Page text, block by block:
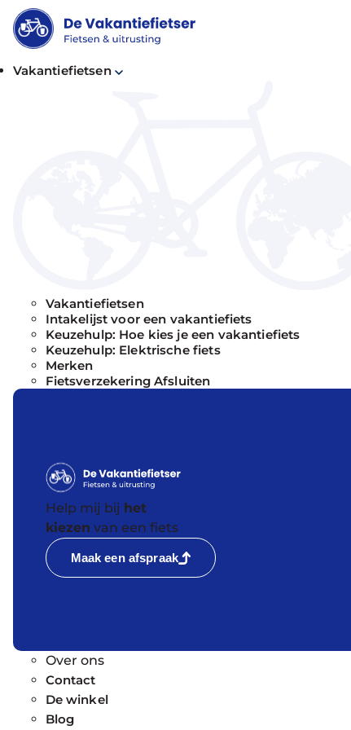
Vakantiefietsen
Vakantiefietsen
Intakelijst voor een vakantiefiets
Keuzehulp: Hoe kies je een vakantiefiets
Keuzehulp: Elektrische fiets
Merken
Fietsverzekering Afsluiten
Help mij bij het
kiezen van een fiets
Maak een afspraak
Over ons
Contact
De winkel
Blog